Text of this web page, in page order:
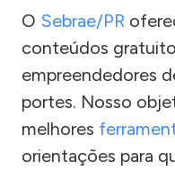
O Sebrae/PR
conteúdos
empreendedores
portes. Nosso
melhores
orientações para